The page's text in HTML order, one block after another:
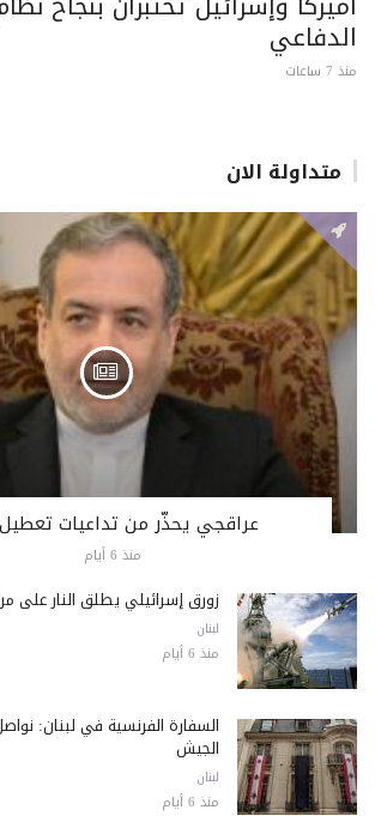
الدفاعي
منذ 7 ساعات
متداولة الان
عراقجي يحذّر من تداعيات
منذ 6 أيام
زورق إسرائيلي يطلق النار على
لبنان
منذ 6 أيام
السفارة الفرنسية في لبنان:
الجيش
لبنان
منذ 6 أيام